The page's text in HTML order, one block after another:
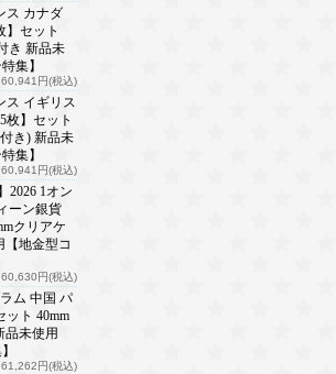
ス カナダ
】セット
き 新品未
集】
60,941円(税込)
ス イギリス
枚】セット
き) 新品未
集】
60,941円(税込)
2026 1オン
ーン銀貨
クリアケ
【地金型コ
60,630円(税込)
ム 中国 パ
ット 40mm
品未使用
61,262円(税込)